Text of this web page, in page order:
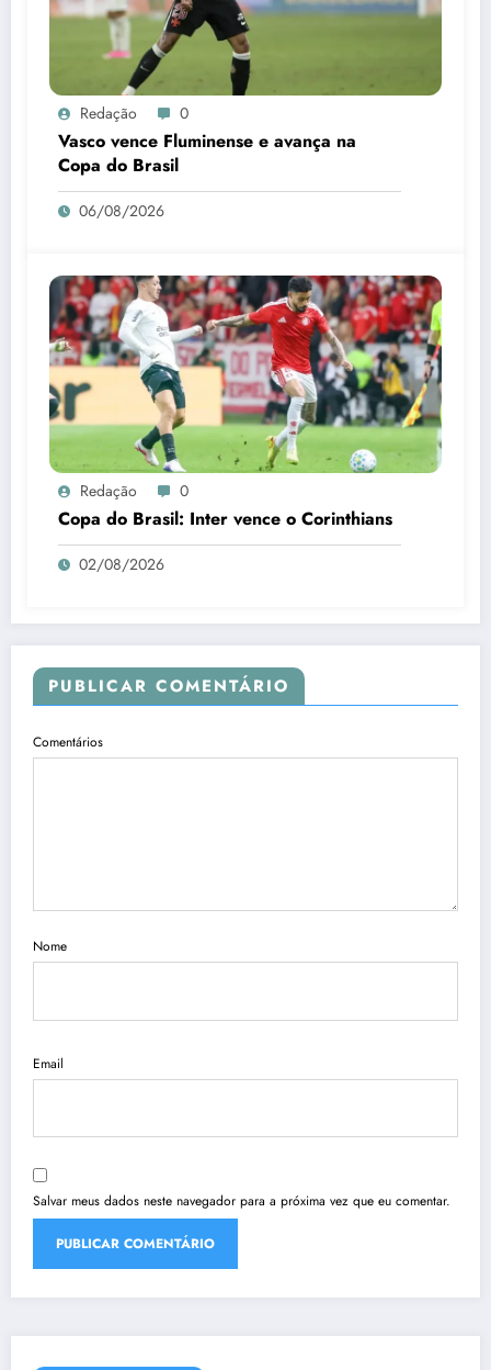
Redação 0
Vasco vence Fluminense e avança na
Copa do Brasil
06/08/2026
Redação 0
Copa do Brasil: Inter vence o Corinthians
02/08/2026
PUBLICAR COMENTÁRIO
Comentários
Nome
Email
Salvar meus dados neste navegador para a próxima vez que eu comentar.